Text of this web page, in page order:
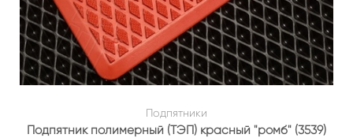
Подпятники
Подпятник полимерный (ТЭП) красный "ромб" (3539)